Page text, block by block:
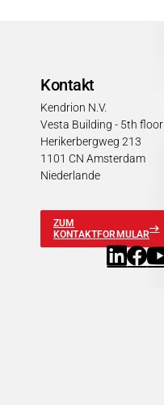
Kontakt
Kendrion N.V.
Vesta Building - 5th floor
Herikerbergweg 213
1101 CN Amsterdam
Niederlande
ZUM
KONTAKTFORMULAR